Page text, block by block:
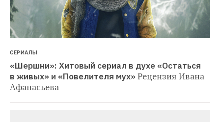
СЕРИАЛЫ
«Шершни»: Хитовый сериал в духе «Остаться
в живых» и «Повелителя мух» Рецензия Ивана
Афанасьева